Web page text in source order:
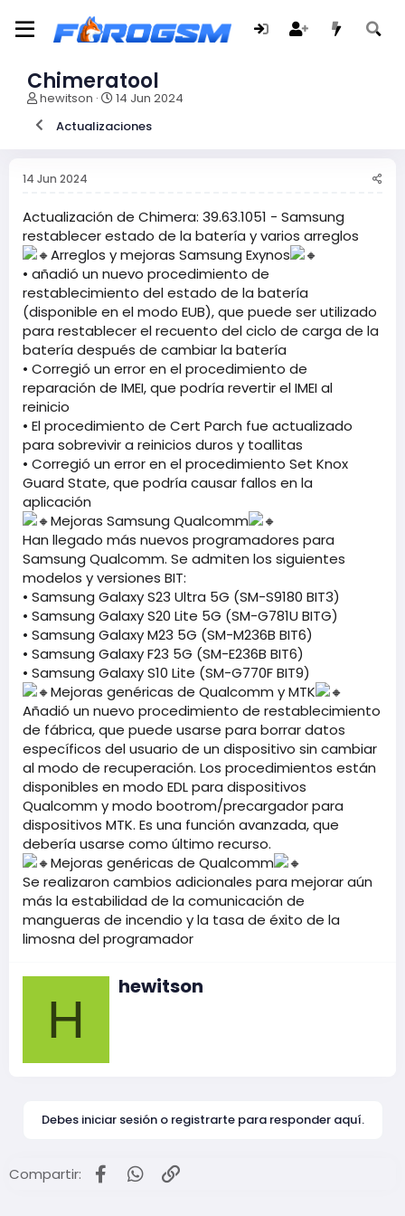
Chimeratool
I
i
a
o
r
d
e
l
t
e
m
a
hewitson
F
c
n
i
c
i
o
14 Jun 2024
Actualizaciones
14 Jun 2024
Actualización de Chimera: 39.63.1051 - Samsung
restablecer estado de la batería y varios arreglos
Arreglos y mejoras Samsung Exynos
• añadió un nuevo procedimiento de
restablecimiento del estado de la batería
(disponible en el modo EUB), que puede ser utilizado
para restablecer el recuento del ciclo de carga de la
batería después de cambiar la batería
• Corregió un error en el procedimiento de
reparación de IMEI, que podría revertir el IMEI al
reinicio
• El procedimiento de Cert Parch fue actualizado
para sobrevivir a reinicios duros y toallitas
• Corregió un error en el procedimiento Set Knox
Guard State, que podría causar fallos en la
aplicación
Mejoras Samsung Qualcomm
Han llegado más nuevos programadores para
Samsung Qualcomm. Se admiten los siguientes
modelos y versiones BIT:
• Samsung Galaxy S23 Ultra 5G (SM-S9180 BIT3)
• Samsung Galaxy S20 Lite 5G (SM-G781U BITG)
• Samsung Galaxy M23 5G (SM-M236B BIT6)
• Samsung Galaxy F23 5G (SM-E236B BIT6)
• Samsung Galaxy S10 Lite (SM-G770F BIT9)
Mejoras genéricas de Qualcomm y MTK
Añadió un nuevo procedimiento de restablecimiento
de fábrica, que puede usarse para borrar datos
específicos del usuario de un dispositivo sin cambiar
al modo de recuperación. Los procedimientos están
disponibles en modo EDL para dispositivos
Qualcomm y modo bootrom/precargador para
dispositivos MTK. Es una función avanzada, que
debería usarse como último recurso.
Mejoras genéricas de Qualcomm
Se realizaron cambios adicionales para mejorar aún
más la estabilidad de la comunicación de
mangueras de incendio y la tasa de éxito de la
limosna del programador
H
E
s
r
hewitson
Debes iniciar sesión o registrarte para responder aquí.
Compartir: FacebookWhatsApp